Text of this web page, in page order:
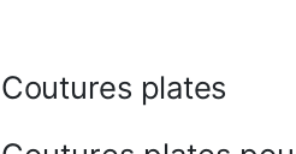
Coutures plates